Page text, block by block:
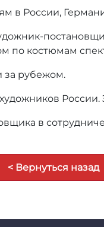
в России,
по костюмам
за рубежом.
в
< Вернуться назад